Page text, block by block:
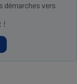
démarches vers
!